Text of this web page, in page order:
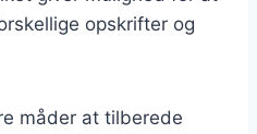
opskrifter og
måder at tilberede